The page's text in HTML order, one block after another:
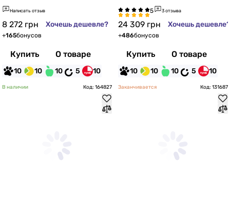
Написать отзыв
8 272 грн Хочешь дешевле?
+165бонусов
Купить О товаре
10 10 10 5 10
3V (220-240V 50/60)
3 отзыва
24 309 грн Хочешь дешевле?
+486бонусов
Купить О товаре
10 10 10 5 10
В наличии Код: 164827 Заканчивается Код: 131687